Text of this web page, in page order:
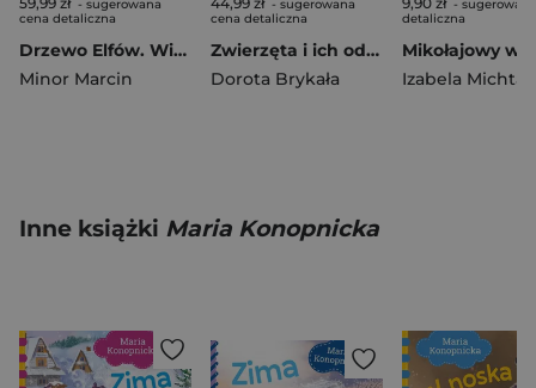
- sugerowana
cena detaliczna
Drzewo Elfów. Wielka magiczna wyszukiwanka
Minor Marcin
- sugerowana
cena detaliczna
Zwierzęta i ich odgłosy
Dorota Brykała
-
detaliczna
Mikołajowy
Izabela Michta
Inne książki Maria Konopnicka